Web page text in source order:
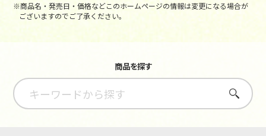
※商品名・発売日・価格などこのホームページの情報は変更になる場合が
ございますのでご了承ください。
商品を探す
さがす